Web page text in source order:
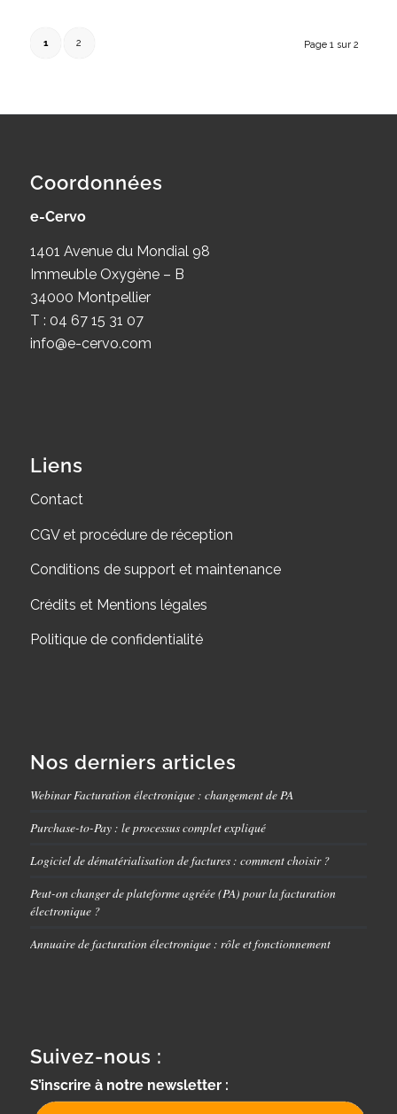
Page 1 sur 2
1 2
Coordonnées
e-Cervo
1401 Avenue du Mondial 98
Immeuble Oxygène – B
34000 Montpellier
T : 04 67 15 31 07
info@e-cervo.com
Liens
Contact
CGV et procédure de réception
Conditions de support et maintenance
Crédits et Mentions légales
Politique de confidentialité
Nos derniers articles
Webinar Facturation électronique : changement de PA
Purchase-to-Pay : le processus complet expliqué
Logiciel de dématérialisation de factures : comment choisir ?
Peut-on changer de plateforme agréée (PA) pour la facturation
électronique ?
Annuaire de facturation électronique : rôle et fonctionnement
Suivez-nous :
S’inscrire à notre newsletter :